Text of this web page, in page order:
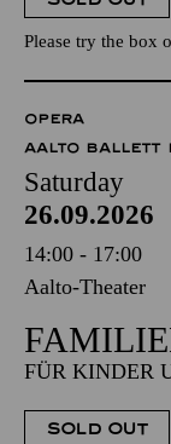
Please try the box
OPERA
AALTO BALLETT
Saturday
26.09.2026
14:00 - 17:00
Aalto-Theater
FÜR KINDER
SOLD OUT